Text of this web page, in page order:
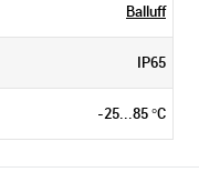
Balluff
IP65
-25...85 °C